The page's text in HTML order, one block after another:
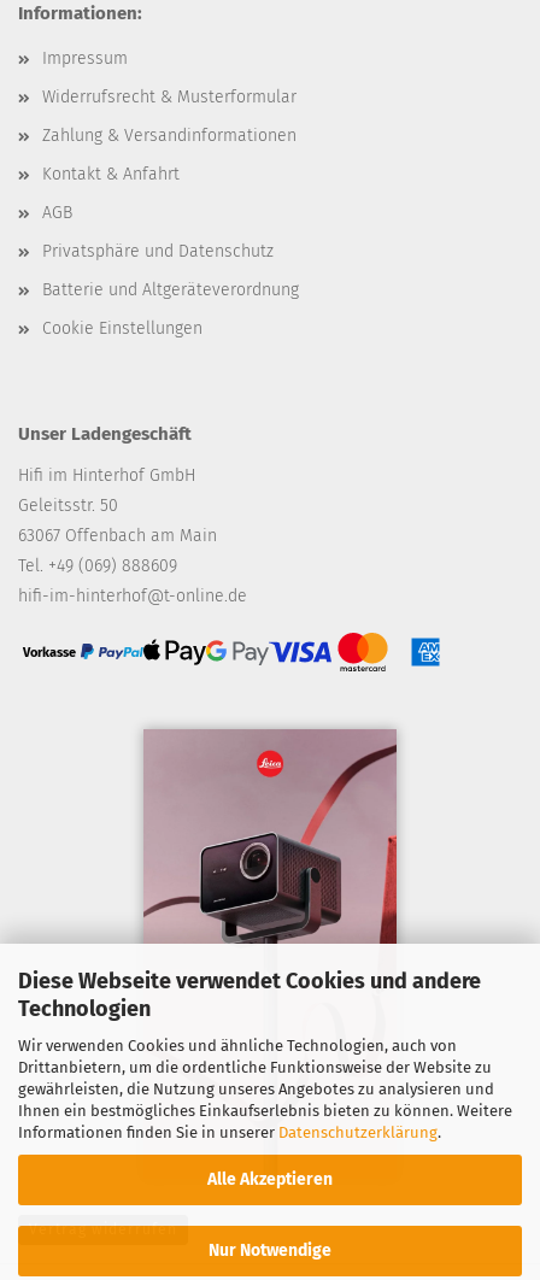
Diese Webseite verwendet Cookies und andere
Technologien
Wir verwenden Cookies und ähnliche Technologien, auch von
Drittanbietern, um die ordentliche Funktionsweise der Website zu
gewährleisten, die Nutzung unseres Angebotes zu analysieren und
Ihnen ein bestmögliches Einkaufserlebnis bieten zu können. Weitere
Informationen finden Sie in unserer Datenschutzerklärung.
Alle Akzeptieren
Nur Notwendige
Informationen:
Impressum
Widerrufsrecht & Musterformular
Zahlung & Versandinformationen
Kontakt & Anfahrt
AGB
Privatsphäre und Datenschutz
Batterie und Altgeräteverordnung
Cookie Einstellungen
Unser Ladengeschäft
Hifi im Hinterhof GmbH
Geleitsstr. 50
63067 Offenbach am Main
Tel. +49 (069) 888609
hifi-im-hinterhof@t-online.de
Vorkasse
Vertrag widerrufen